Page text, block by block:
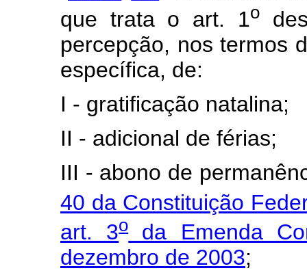
que trata o art. 1o
percepção, nos termos
específica, de:
I - gratificação natalina;
II - adicional de férias;
III - abono de
40 da Constituição
art. 3oda Emenda
dezembro de 2003;